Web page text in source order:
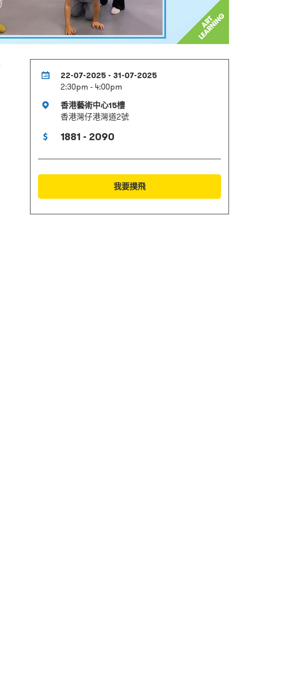
22-07-2025 - 31-07-2025
2:30pm - 4:00pm
香港藝術中心15樓
香港灣仔港灣道2號
1881 - 2090
我要撲飛